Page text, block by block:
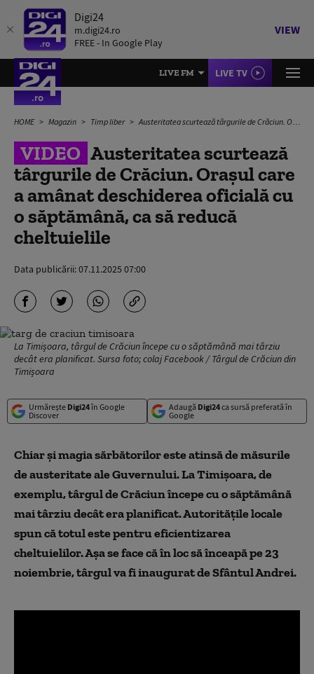
Digi24
m.digi24.ro
FREE - In Google Play
VIEW
LIVE FM LIVE TV
HOME Magazin Timp liber Austeritatea scurtează târgurile de Crăciun. Orașul care a amânat deschiderea oficială cu o săptămână, ca să reducă cheltuielile
VIDEO Austeritatea scurtează
târgurile de Crăciun. Orașul care
a amânat deschiderea oficială cu
o săptămână, ca să reducă
cheltuielile
Data publicării:07.11.2025 07:00
La Timișoara, târgul de Crăciun începe cu o săptămână mai târziu
decât era planificat. Sursa foto; colaj Facebook / Târgul de Crăciun din
Timișoara
Urmărește Digi24în Google
Discover
Adaugă Digi24ca sursă preferată în
Google
Chiar și magia sărbătorilor este atinsă de măsurile
de austeritate ale Guvernului. La Timișoara, de
exemplu, târgul de Crăciun începe cu o săptămână
mai târziu decât era planificat. Autoritățile locale
spun că totul este pentru eficientizarea
cheltuielilor. Așa se face că în loc să înceapă pe 23
noiembrie, târgul va fi inaugurat de Sfântul Andrei.